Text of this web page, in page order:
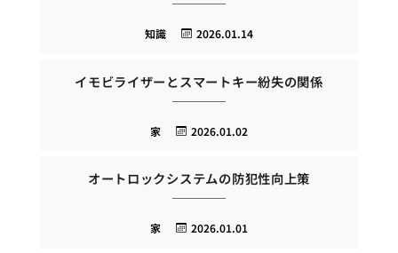
2026.01.14
知識
イモビライザーとスマートキー紛失の関係
2026.01.02
家
オートロックシステムの防犯性向上策
2026.01.01
家